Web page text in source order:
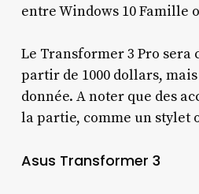
entre Windows 10 Famille
Le Transformer 3 Pro sera
partir de 1000 dollars, mais
donnée. A noter que des
la partie, comme un stylet
Asus Transformer 3